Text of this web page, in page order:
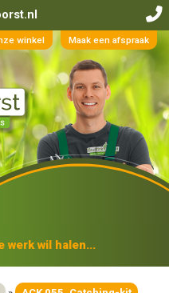
winkel Maak een afspraak
werk wil halen...